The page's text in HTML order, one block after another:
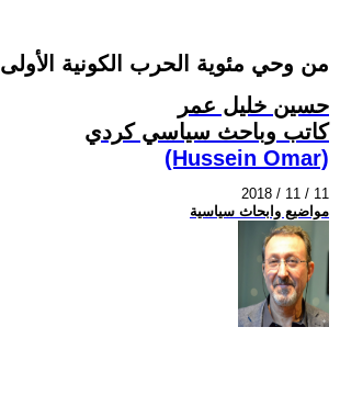
من وحي مئوية الحرب الكونية الأولى
حسين خليل عمر
كاتب وباحث سياسي كردي
(Hussein Omar)
2018 / 11 / 11
مواضيع وابحاث سياسية